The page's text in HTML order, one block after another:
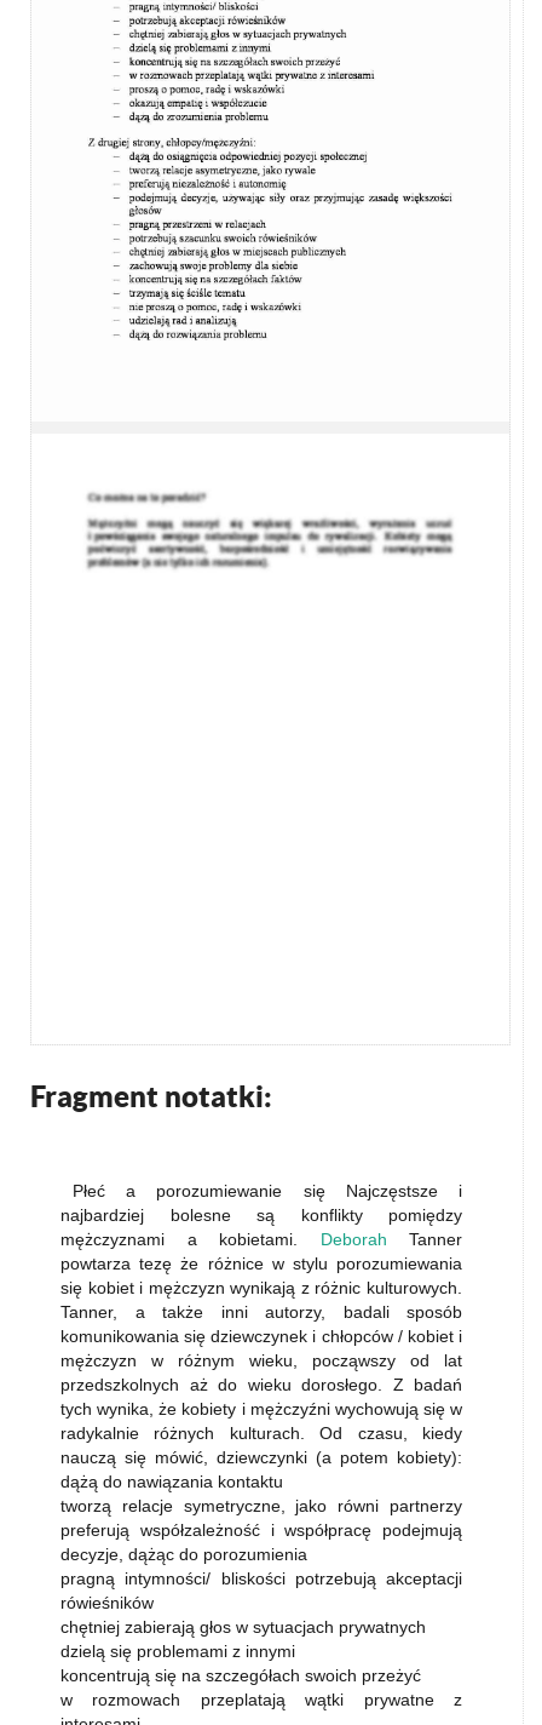
Fragment notatki:
Płeć a porozumiewanie się Najczęstsze i
najbardziej bolesne są konflikty pomiędzy
mężczyznami a kobietami. Deborah Tanner
powtarza tezę że różnice w stylu porozumiewania
się kobiet i mężczyzn wynikają z różnic kulturowych.
Tanner, a także inni autorzy, badali sposób
komunikowania się dziewczynek i chłopców / kobiet i
mężczyzn w różnym wieku, począwszy od lat
przedszkolnych aż do wieku dorosłego. Z badań
tych wynika, że kobiety i mężczyźni wychowują się w
radykalnie różnych kulturach. Od czasu, kiedy
nauczą się mówić, dziewczynki (a potem kobiety):
dążą do nawiązania kontaktu
tworzą relacje symetryczne, jako równi partnerzy
preferują współzależność i współpracę podejmują
decyzje, dążąc do porozumienia
pragną intymności/ bliskości potrzebują akceptacji
rówieśników
chętniej zabierają głos w sytuacjach prywatnych
dzielą się problemami z innymi
koncentrują się na szczegółach swoich przeżyć
w rozmowach przeplatają wątki prywatne z